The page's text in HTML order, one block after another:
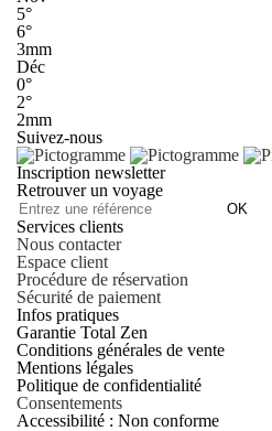
5°
6°
3mm
Déc
0°
2°
2mm
Suivez-nous
Inscription newsletter
Retrouver un voyage
OK
Services clients
Nous contacter
Espace client
Procédure de réservation
Sécurité de paiement
Infos pratiques
Garantie Total Zen
Conditions générales de vente
Mentions légales
Politique de confidentialité
Consentements
Accessibilité : Non conforme